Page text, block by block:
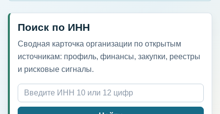
Поиск по ИНН
Сводная карточка организации по открытым
источникам: профиль, финансы, закупки, реестры
и рисковые сигналы.